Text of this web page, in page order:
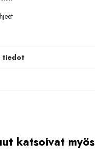
tiedot
katsoivat myös